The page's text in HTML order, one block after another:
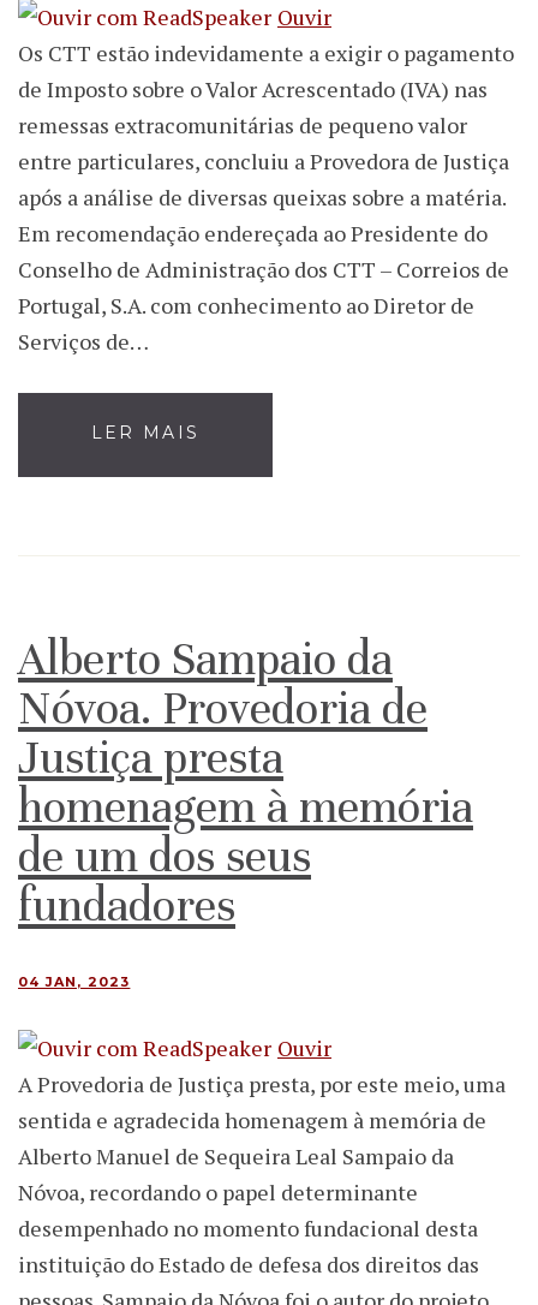
Ouvir
Os CTT estão indevidamente a exigir o pagamento
de Imposto sobre o Valor Acrescentado (IVA) nas
remessas extracomunitárias de pequeno valor
entre particulares, concluiu a Provedora de Justiça
após a análise de diversas queixas sobre a matéria.
Em recomendação endereçada ao Presidente do
Conselho de Administração dos CTT – Correios de
Portugal, S.A. com conhecimento ao Diretor de
Serviços de…
LER MAIS
Alberto Sampaio da
Nóvoa. Provedoria de
Justiça presta
homenagem à memória
de um dos seus
fundadores
04 JAN, 2023
Ouvir
A Provedoria de Justiça presta, por este meio, uma
sentida e agradecida homenagem à memória de
Alberto Manuel de Sequeira Leal Sampaio da
Nóvoa, recordando o papel determinante
desempenhado no momento fundacional desta
instituição do Estado de defesa dos direitos das